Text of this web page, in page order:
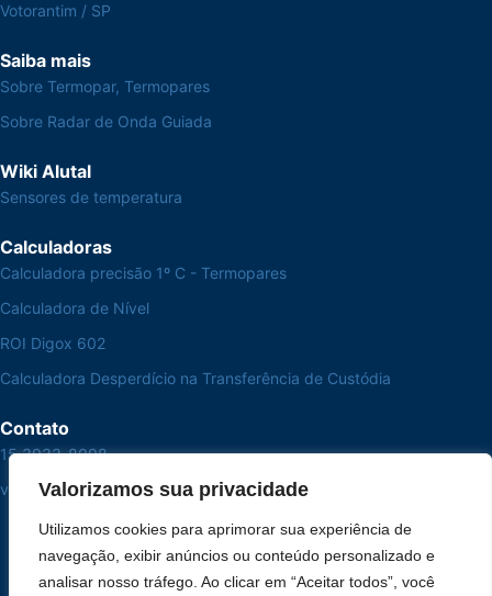
Valorizamos sua privacidade
Utilizamos cookies para aprimorar sua experiência de
navegação, exibir anúncios ou conteúdo personalizado e
analisar nosso tráfego. Ao clicar em “Aceitar todos”, você
Votorantim / SP
Saiba mais
Sobre Termopar, Termopares
Sobre Radar de Onda Guiada
Wiki Alutal
Sensores de temperatura
Calculadoras
Calculadora precisão 1º C - Termopares
Calculadora de Nível
ROI Digox 602
Calculadora Desperdício na Transferência de Custódia
Contato
15 3033-8008
vendas@alutal.com.br